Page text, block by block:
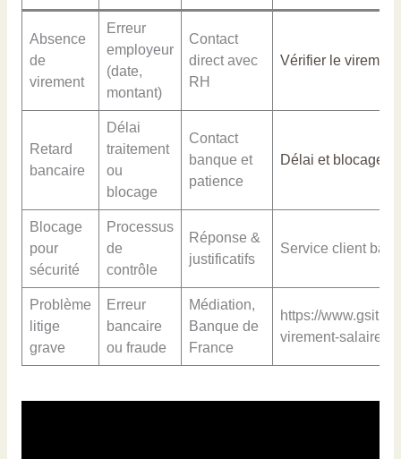
Absence
de
virement
Erreur
employeur
(date,
montant)
Contact
direct avec
RH
Vérifier le virement
Retard
bancaire
Délai
traitement
ou
blocage
Contact
banque et
patience
Délai et blocage
Blocage
pour
sécurité
Processus
de
contrôle
Réponse &
justificatifs
Service client
Problème
litige
grave
Erreur
bancaire
ou fraude
Médiation,
Banque de
France
https://www.gsit.fr/
virement-salaire/